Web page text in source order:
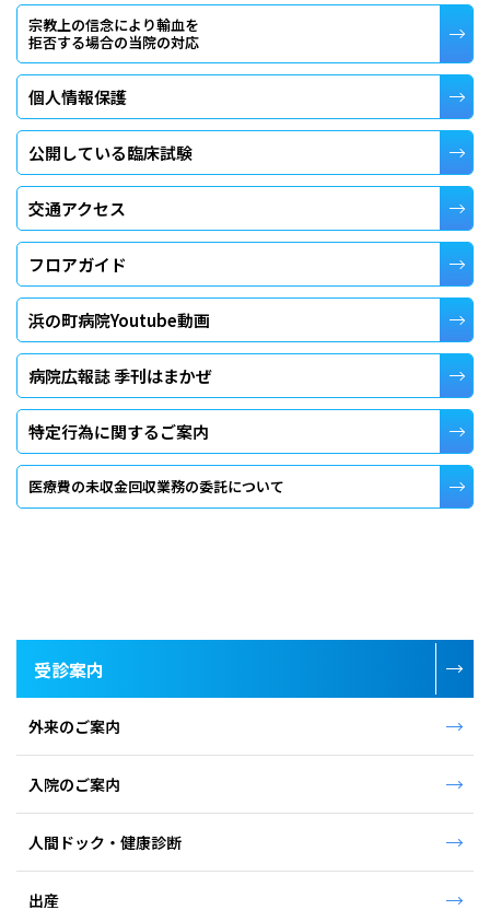
宗教上の信念により輸血を
拒否する場合の当院の対応
個人情報保護
公開している臨床試験
交通アクセス
フロアガイド
浜の町病院Youtube動画
病院広報誌 季刊はまかぜ
特定行為に関するご案内
医療費の未収金回収業務の委託について
受診案内
外来のご案内
入院のご案内
人間ドック・健康診断
出産